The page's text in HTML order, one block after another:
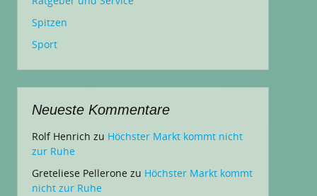
Spitzen
Sport
Neueste Kommentare
Rolf Henrich zu Höchster Markt kommt nicht
zur Ruhe
Greteliese Pellerone zu Höchster Markt kommt
nicht zur Ruhe